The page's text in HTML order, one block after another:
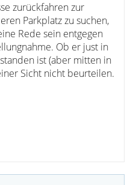
zurückfahren zur
Parkplatz zu suchen,
Rede sein entgegen
Ob er just in
ist (aber mitten in
Sicht nicht beurteilen.